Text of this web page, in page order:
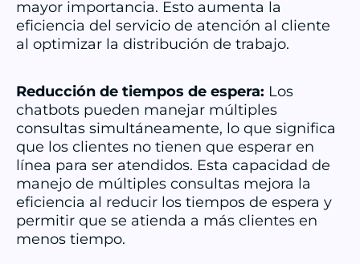
mayor importancia. Esto aumenta la
eficiencia del servicio de atención al cliente
al optimizar la distribución de trabajo.
Reducción de tiempos de espera: Los
chatbots pueden manejar múltiples
consultas simultáneamente, lo que significa
que los clientes no tienen que esperar en
línea para ser atendidos. Esta capacidad de
manejo de múltiples consultas mejora la
eficiencia al reducir los tiempos de espera y
permitir que se atienda a más clientes en
menos tiempo.